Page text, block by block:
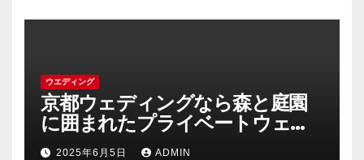
ウエディング
京都ウェディングなら森と庭園
に囲まれたプライベートウェデ
ィング
2025年6月5日 ADMIN